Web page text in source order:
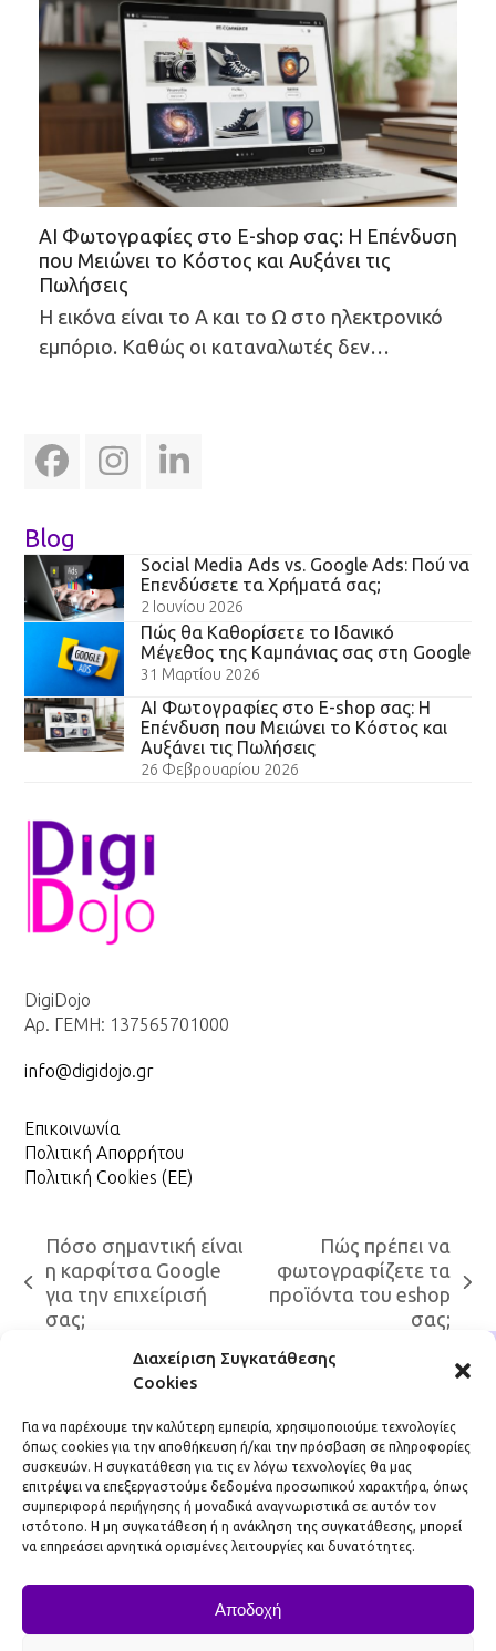
Διαχείριση Συγκατάθεσης
Cookies
Για να παρέχουμε την καλύτερη εμπειρία, χρησιμοποιούμε τεχνολογίες
όπως cookies για την αποθήκευση ή/και την πρόσβαση σε πληροφορίες
συσκευών. Η συγκατάθεση για τις εν λόγω τεχνολογίες θα μας
επιτρέψει να επεξεργαστούμε δεδομένα προσωπικού χαρακτήρα, όπως
συμπεριφορά περιήγησης ή μοναδικά αναγνωριστικά σε αυτόν τον
ιστότοπο. Η μη συγκατάθεση ή η ανάκληση της συγκατάθεσης, μπορεί
να επηρεάσει αρνητικά ορισμένες λειτουργίες και δυνατότητες.
Αποδοχή
AI Φωτογραφίες στο E-shop σας: Η Επένδυση
που Μειώνει το Κόστος και Αυξάνει τις
Πωλήσεις
Η εικόνα είναι το Α και το Ω στο ηλεκτρονικό
εμπόριο. Καθώς οι καταναλωτές δεν…
Facebook
Instagram
LinkedIn
Blog
Social Media Ads vs. Google Ads: Πού να
Επενδύσετε τα Χρήματά σας;
2 Ιουνίου 2026
Πώς θα Καθορίσετε το Ιδανικό
Μέγεθος της Καμπάνιας σας στη Google
31 Μαρτίου 2026
AI Φωτογραφίες στο E-shop σας: Η
Επένδυση που Μειώνει το Κόστος και
Αυξάνει τις Πωλήσεις
26 Φεβρουαρίου 2026
DigiDojo
Αρ. ΓΕΜΗ: 137565701000
info@digidojo.gr
Επικοινωνία
Πολιτική Απορρήτου
Πολιτική Cookies (ΕΕ)
previous
post:
Πόσο σημαντική είναι
η καρφίτσα Google
για την επιχείρισή
σας;
next
Πώς πρέπει να
φωτογραφίζετε τα
προϊόντα του eshop
σας;
DigiDojo
Αρ. ΓΕΜΗ: 137565701000
info@digidojo.gr
Επικοινωνία